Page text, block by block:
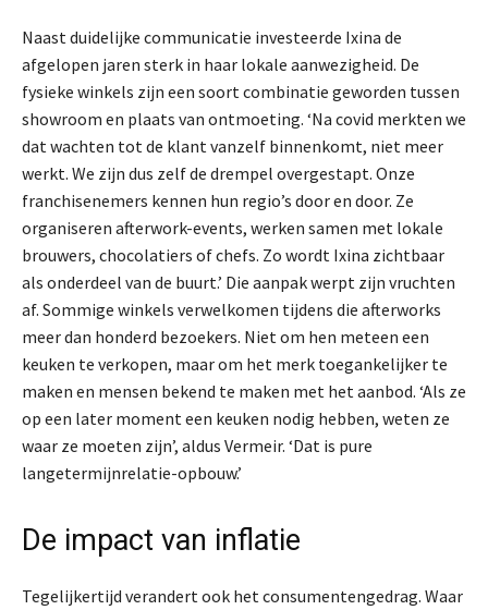
Naast duidelijke communicatie investeerde Ixina de
afgelopen jaren sterk in haar lokale aanwezigheid. De
fysieke winkels zijn een soort combinatie geworden tussen
showroom en plaats van ontmoeting. ‘Na covid merkten we
dat wachten tot de klant vanzelf binnenkomt, niet meer
werkt. We zijn dus zelf de drempel overgestapt. Onze
franchisenemers kennen hun regio’s door en door. Ze
organiseren afterwork-events, werken samen met lokale
brouwers, chocolatiers of chefs. Zo wordt Ixina zichtbaar
als onderdeel van de buurt.’ Die aanpak werpt zijn vruchten
af. Sommige winkels verwelkomen tijdens die afterworks
meer dan honderd bezoekers. Niet om hen meteen een
keuken te verkopen, maar om het merk toegankelijker te
maken en mensen bekend te maken met het aanbod. ‘Als ze
op een later moment een keuken nodig hebben, weten ze
waar ze moeten zijn’, aldus Vermeir. ‘Dat is pure
langetermijnrelatie-opbouw.’
De impact van inflatie
Tegelijkertijd verandert ook het consumentengedrag. Waar